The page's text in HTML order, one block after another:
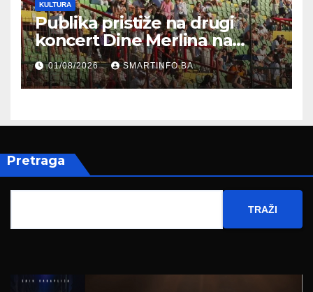
KULTURA
Publika pristiže na drugi
koncert Dine Merlina na
Koševu
01/08/2026 SMARTINFO.BA
Pretraga
TRAŽI